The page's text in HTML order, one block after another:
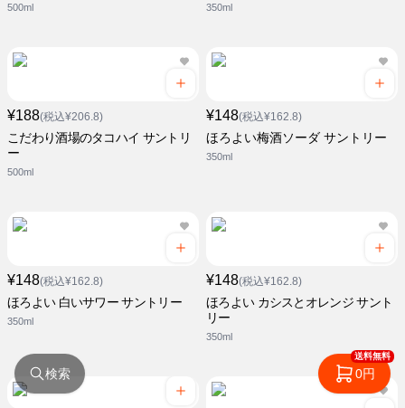
500ml 350ml
¥188(税込¥206.8)
こだわり酒場のタコハイ サントリ
ー
500ml
¥148(税込¥162.8)
ほろよい梅酒ソーダ サントリー
350ml
¥148(税込¥162.8)
ほろよい 白いサワー サントリー
350ml
¥148(税込¥162.8)
ほろよい カシスとオレンジ サント
リー
350ml
検索
送料無料
0円